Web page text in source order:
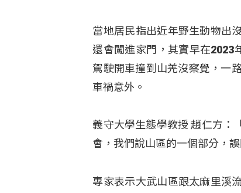
當地居民指出近年野生動物出
還會闖進家門，其實早在2023
駕駛開車撞到山羌沒察覺，一
車禍意外。
義守大學生態學教授 趙仁方：
會，我們說山區的一個部分，誤
專家表示大武山區跟太麻里溪